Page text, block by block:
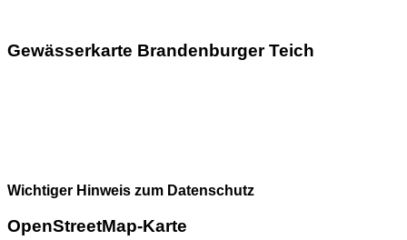
Gewässerkarte Brandenburger Teich
Wichtiger Hinweis zum Datenschutz
OpenStreetMap-Karte